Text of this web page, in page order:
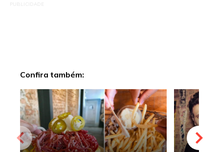
PUBLICIDADE
Confira também: